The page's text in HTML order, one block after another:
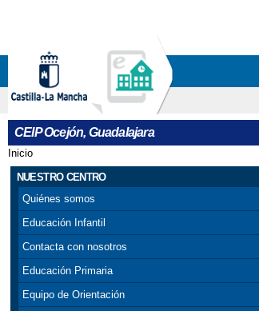
CEIP Ocejón, Guadalajara
Se encuentra usted aquí
Inicio
NUESTRO CENTRO
Quiénes somos
Educación Infantil
Contacta con nosotros
Educación Primaria
Equipo de Orientación